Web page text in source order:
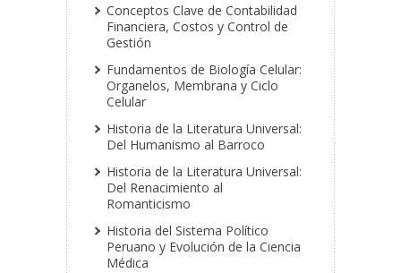
Conceptos Clave de Contabilidad
Financiera, Costos y Control de
Gestión
Fundamentos de Biología Celular:
Organelos, Membrana y Ciclo
Celular
Historia de la Literatura Universal:
Del Humanismo al Barroco
Historia de la Literatura Universal:
Del Renacimiento al
Romanticismo
Historia del Sistema Político
Peruano y Evolución de la Ciencia
Médica